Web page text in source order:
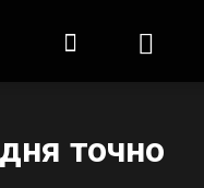
точно